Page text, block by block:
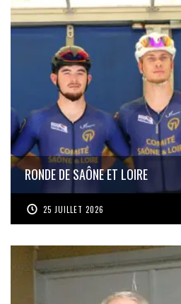
RONDE DE SAÔNE ET LOIRE
25 JUILLET 2026